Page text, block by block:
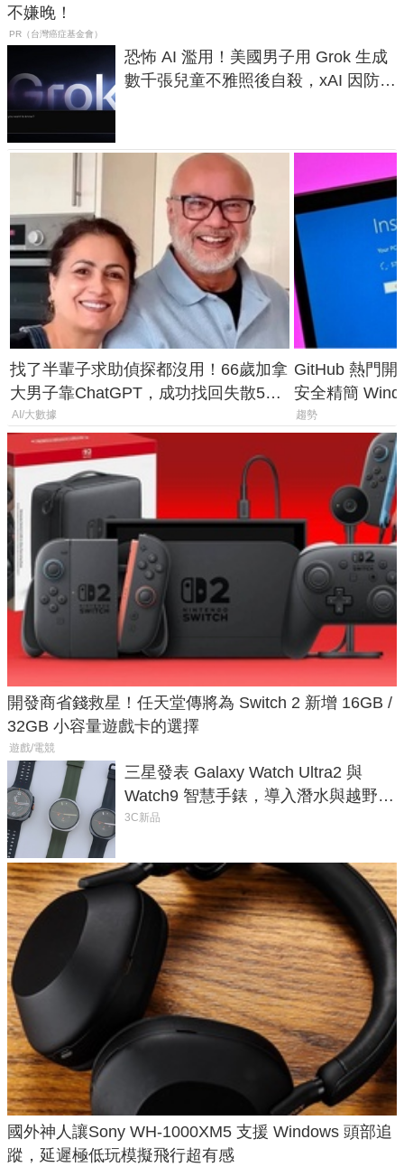
不嫌晚！
PR（台灣癌症基金會）
恐怖 AI 濫用！美國男子用 Grok 生成
數千張兒童不雅照後自殺，xAI 因防護
找了半輩子求助偵探都沒用！66歲加拿
大男子靠ChatGPT，成功找回失散50
年家人
AI/大數據
GitHub 熱門開
安全精簡
後台追蹤
趨勢
開發商省錢救星！任天堂傳將為 Switch 2 新增 16GB /
32GB 小容量遊戲卡的選擇
遊戲/電競
三星發表 Galaxy Watch Ultra2 與
Watch9 智慧手錶，導入潛水與越野跑
導航功能
3C新品
國外神人讓Sony WH-1000XM5 支援 Windows 頭部追
蹤，延遲極低玩模擬飛行超有感